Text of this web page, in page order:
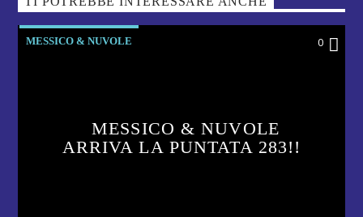
MESSICO & NUVOLE 0
MESSICO & NUVOLE
ARRIVA LA PUNTATA 283!!